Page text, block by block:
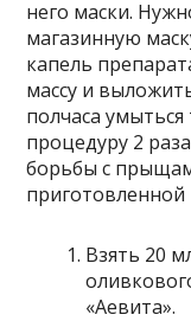
него маски.
магазинную
капель
массу и
полчаса
процедуру 2
борьбы с
Взять 20
«Аевита».